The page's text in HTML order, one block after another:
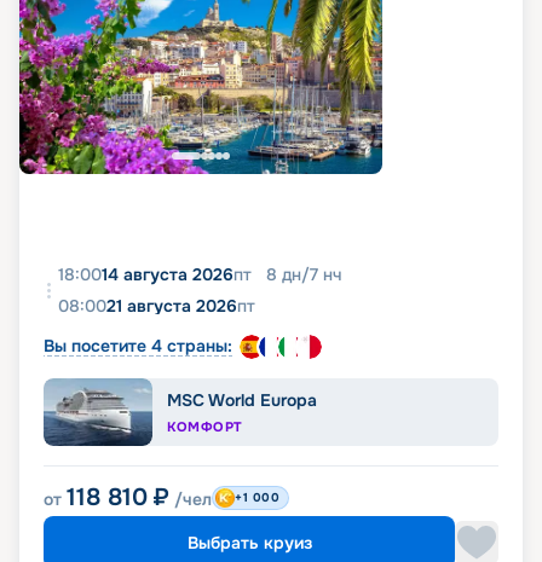
18:0014 августа 2026пт 8 дн/7 нч
08:0021 августа 2026пт
Вы посетите 4 страны:
MSC World Europa
КОМФОРТ
от 118 810 ₽ /чел +1 000
Выбрать круиз